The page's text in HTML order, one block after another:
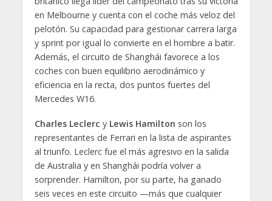
en Melbourne y cuenta con el coche más veloz del
pelotón. Su capacidad para gestionar carrera larga
y sprint por igual lo convierte en el hombre a batir.
Además, el circuito de Shanghái favorece a los
coches con buen equilibrio aerodinámico y
eficiencia en la recta, dos puntos fuertes del
Mercedes W16.
Charles Leclerc y Lewis Hamilton son los
representantes de Ferrari en la lista de aspirantes
al triunfo. Leclerc fue el más agresivo en la salida
de Australia y en Shanghái podría volver a
sorprender. Hamilton, por su parte, ha ganado
seis veces en este circuito —más que cualquier